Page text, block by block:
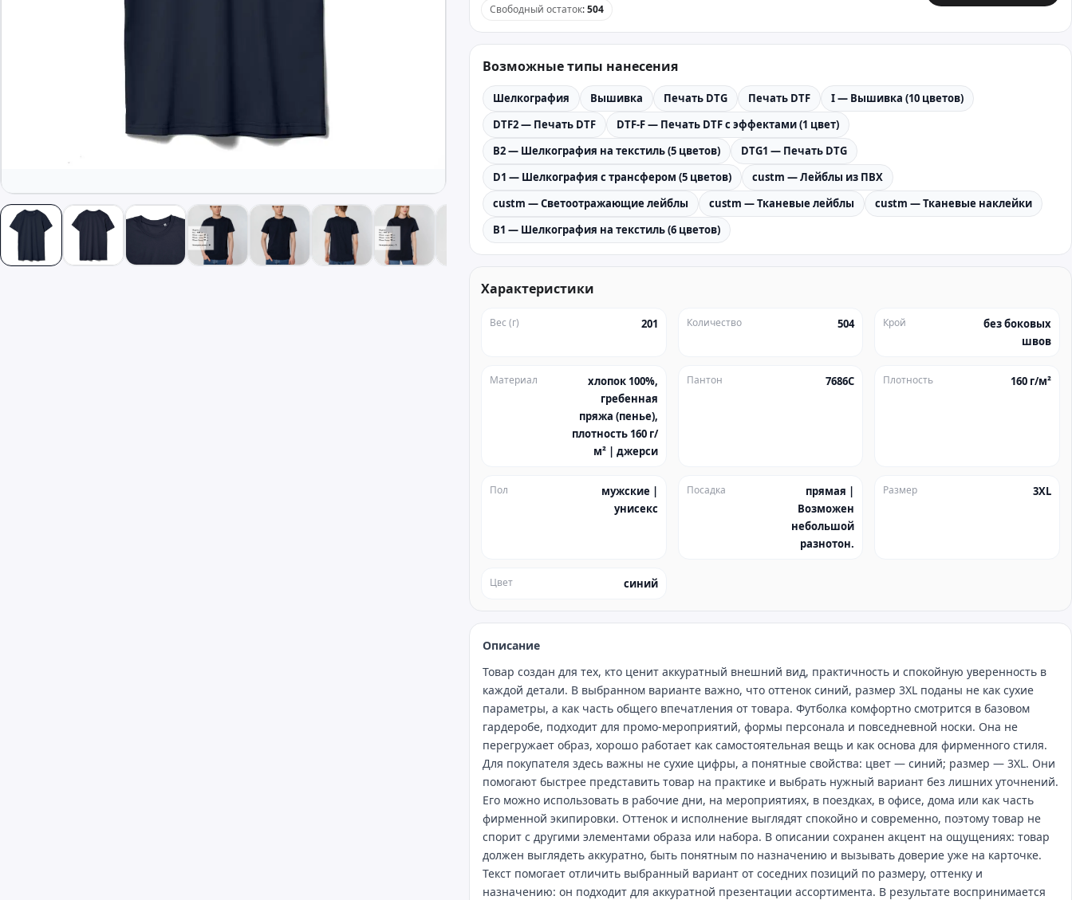
Свободный остаток:504
Возможные типы нанесения
Шелкография Вышивка Печать DTG Печать DTF
I — Вышивка (10 цветов)
DTF2 — Печать DTF
DTF-F — Печать DTF с эффектами (1 цвет)
B2 — Шелкография на текстиль (5 цветов)
DTG1 — Печать DTG
D1 — Шелкография с трансфером (5 цветов)
custm — Лейблы из ПВХ
custm — Светоотражающие лейблы
custm — Тканевые лейблы
custm — Тканевые наклейки
B1 — Шелкография на текстиль (6 цветов)
Характеристики
Вес (г) 201 Количество 504 Крой
без боковых
швов
Материал
хлопок 100%,
гребенная
пряжа (пенье),
плотность 160 г/
м² | джерси
Пантон 7686C Плотность 160 г/м²
Пол
мужские |
унисекс
Посадка
прямая |
Возможен
небольшой
разнотон.
Размер 3XL
Цвет синий
Описание
Товар создан для тех, кто ценит аккуратный внешний вид, практичность и спокойную уверенность в
каждой детали. В выбранном варианте важно, что оттенок синий, размер 3XL поданы не как сухие
параметры, а как часть общего впечатления от товара. Футболка комфортно смотрится в базовом
гардеробе, подходит для промо‑мероприятий, формы персонала и повседневной носки. Она не
перегружает образ, хорошо работает как самостоятельная вещь и как основа для фирменного стиля.
Для покупателя здесь важны не сухие цифры, а понятные свойства: цвет — синий; размер — 3XL. Они
помогают быстрее представить товар на практике и выбрать нужный вариант без лишних уточнений.
Его можно использовать в рабочие дни, на мероприятиях, в поездках, в офисе, дома или как часть
фирменной экипировки. Оттенок и исполнение выглядят спокойно и современно, поэтому товар не
спорит с другими элементами образа или набора. В описании сохранен акцент на ощущениях: товар
должен выглядеть аккуратно, быть понятным по назначению и вызывать доверие уже на карточке.
Текст помогает отличить выбранный вариант от соседних позиций по размеру, оттенку и
назначению: он подходит для аккуратной презентации ассортимента. В результате воспринимается